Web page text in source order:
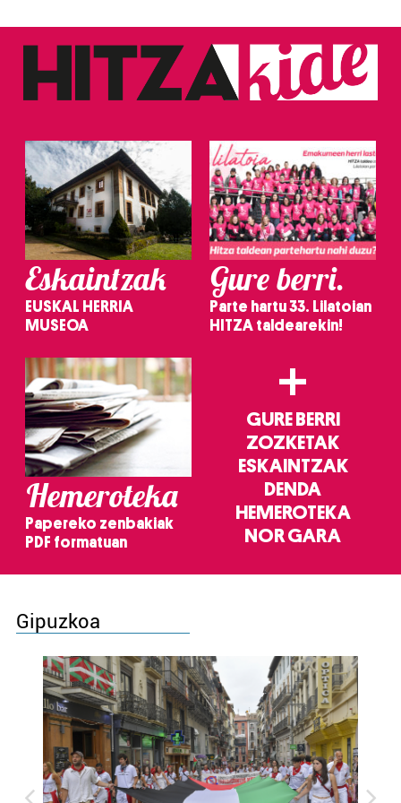
Eskaintzak
EUSKAL HERRIA
MUSEOA
Gure berri.
Parte hartu 33. Lilatoian
HITZA taldearekin!
Hemeroteka
Papereko zenbakiak
PDF formatuan
+
GURE BERRI
ZOZKETAK
ESKAINTZAK
DENDA
HEMEROTEKA
NOR GARA
Gipuzkoa